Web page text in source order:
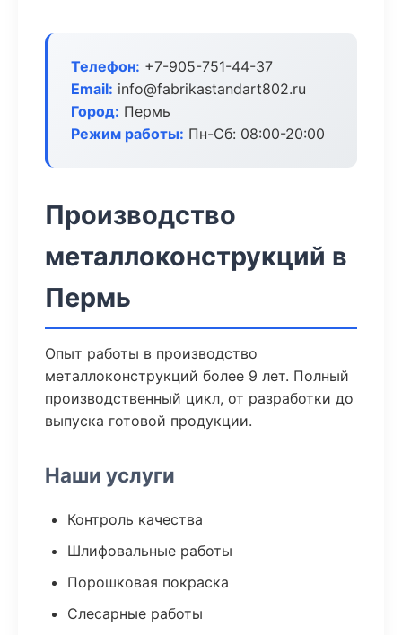
Телефон: +7-905-751-44-37
Email: info@fabrikastandart802.ru
Город: Пермь
Режим работы: Пн-Сб: 08:00-20:00
Производство
металлоконструкций в
Пермь
Опыт работы в производство
металлоконструкций более 9 лет. Полный
производственный цикл, от разработки до
выпуска готовой продукции.
Наши услуги
Контроль качества
Шлифовальные работы
Порошковая покраска
Слесарные работы